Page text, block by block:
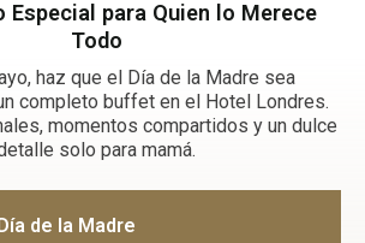
Especial para Quien lo Merece
Todo
haz que el Día de la Madre sea
completo buffet en el Hotel Londres.
momentos compartidos y un dulce
solo para mamá.
de la Madre